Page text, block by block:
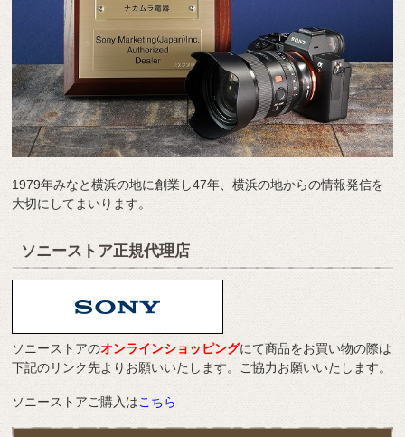
1979年みなと横浜の地に創業し47年、横浜の地からの情報発信を
大切にしてまいります。
ソニーストア正規代理店
ソニーストアのオンラインショッピングにて商品をお買い物の際は
下記のリンク先よりお願いいたします。ご協力お願いいたします。
ソニーストアご購入はこちら